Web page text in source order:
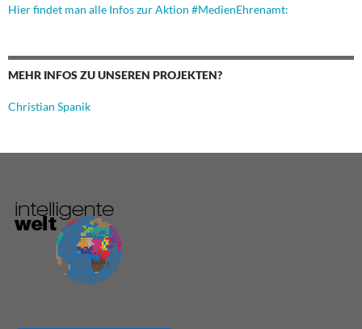
Hier findet man alle Infos zur Aktion #MedienEhrenamt:
MEHR INFOS ZU UNSEREN PROJEKTEN?
Christian Spanik